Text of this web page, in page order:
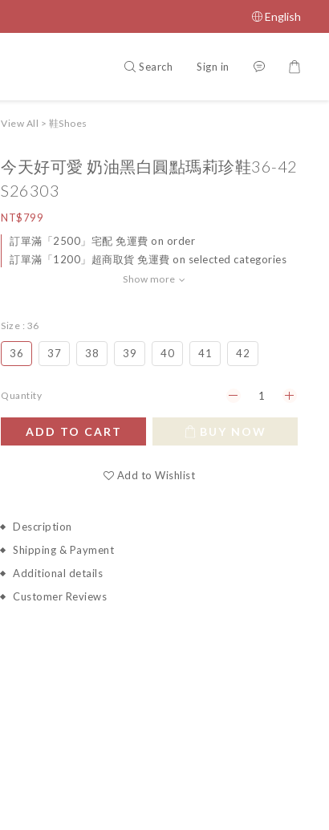
English
Search Sign in
View All > 鞋Shoes
今天好可愛 奶油黑白圓點瑪莉珍鞋36-42
S26303
NT$799
訂單滿「2500」宅配 免運費 on order
訂單滿「1200」超商取貨 免運費 on selected categories
Show more
Size : 36
36 37 38 39 40 41 42
Quantity
ADD TO CART BUY NOW
Add to Wishlist
Description
Shipping & Payment
Additional details
Customer Reviews